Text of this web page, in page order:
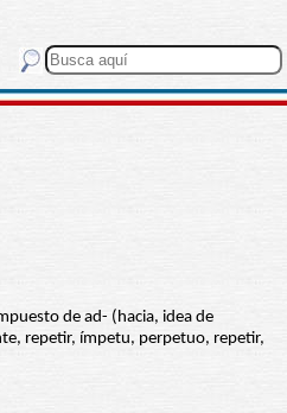
de ad- (hacia, idea de
repetir, ímpetu, perpetuo, repetir,